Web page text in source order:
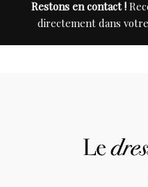
Restons en contact !
directement dans